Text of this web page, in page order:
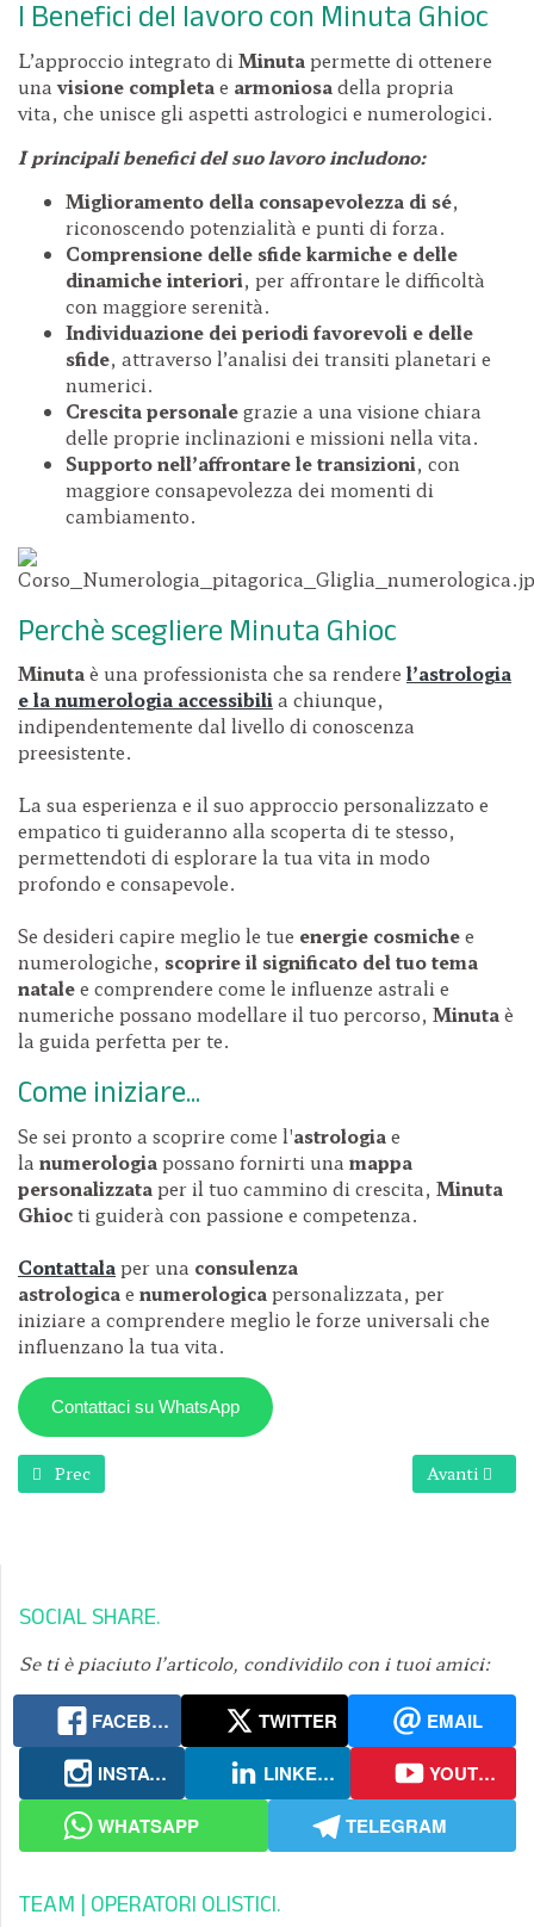
I Benefici del lavoro con Minuta Ghioc
L’approccio integrato di Minutapermette di ottenere
unavisione completae armoniosadella propria
vita, che unisce gli aspetti astrologici e numerologici.
I principali benefici del suo lavoro includono:
Miglioramento della consapevolezza di sé,
riconoscendo potenzialità e punti di forza.
Comprensione delle sfide karmiche e delle
dinamiche interiori, per affrontare le difficoltà
con maggiore serenità.
Individuazione dei periodi favorevoli e delle
sfide, attraverso l’analisi dei transiti planetari e
numerici.
Crescita personalegrazie a una visione chiara
delle proprie inclinazioni e missioni nella vita.
Supporto nell’affrontare le transizioni, con
maggiore consapevolezza dei momenti di
cambiamento.
Perchè scegliere Minuta Ghioc
Minutaè una professionista che sa rendere l’astrologia
e la numerologia accessibili a chiunque,
indipendentemente dal livello di conoscenza
preesistente.
La sua esperienza e il suo approccio personalizzato e
empatico ti guideranno alla scoperta di te stesso,
permettendoti di esplorare la tua vita in modo
profondo e consapevole.
Se desideri capire meglio le tue energie cosmichee
numerologiche, scoprire il significato del tuo tema
natalee comprendere come le influenze astrali e
numeriche possano modellare il tuo percorso, Minutaè
la guida perfetta per te.
Come iniziare...
Se sei pronto a scoprire come l'astrologiae
la numerologiapossano fornirti una mappa
personalizzataper il tuo cammino di crescita, Minuta
Ghiocti guiderà con passione e competenza.
Contattalaper una consulenza
astrologicae numerologicapersonalizzata, per
iniziare a comprendere meglio le forze universali che
influenzano la tua vita.
Contattaci su WhatsApp
Articolo precedente: Caterina Di Giulio
Prec Articolo
Avanti
SOCIAL SHARE
Se ti è piaciuto l’articolo, condividilo con i tuoi amici:
FACEBOOK TWITTER
EMAIL
INSTAGRAM
LINKEDIN
YOUTUBE
WHATSAPP
TELEGRAM
TEAM | OPERATORI OLISTICI